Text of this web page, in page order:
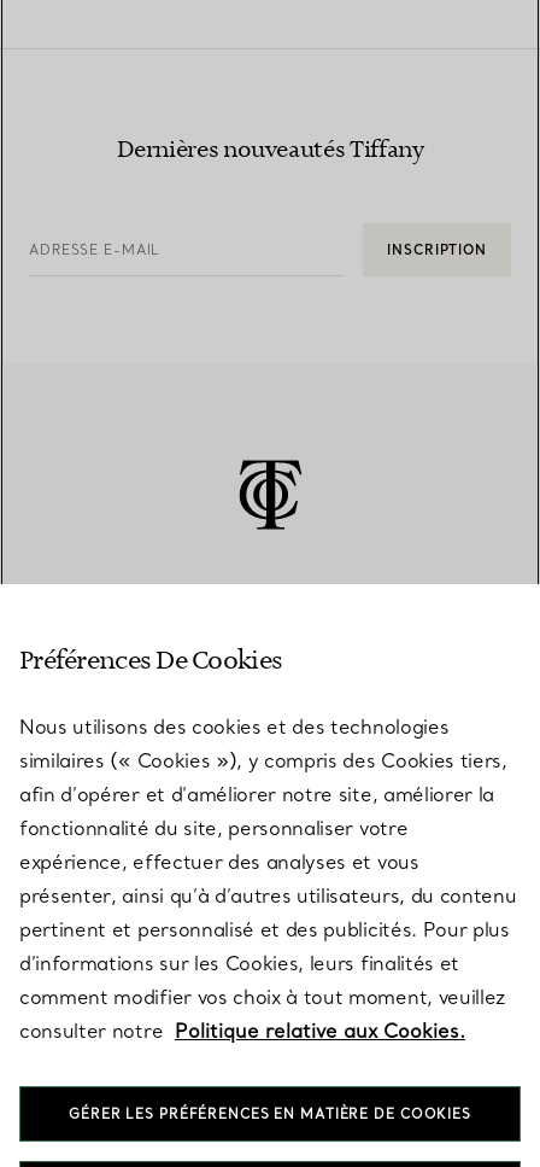
Dernières nouveautés Tiffany
ADRESSE E-MAIL INSCRIPTION
SERVICES
À PROPOS
QUESTIONS LÉGALES
SUIVEZ-NOUS
Préférences De Cookies
Nous utilisons des cookies et des technologies
similaires (« Cookies »), y compris des Cookies tiers,
afin d’opérer et d’améliorer notre site, améliorer la
fonctionnalité du site, personnaliser votre
expérience, effectuer des analyses et vous
présenter, ainsi qu’à d’autres utilisateurs, du contenu
pertinent et personnalisé et des publicités. Pour plus
d’informations sur les Cookies, leurs finalités et
comment modifier vos choix à tout moment, veuillez
consulter notre Politique relative aux Cookies.
GÉRER LES PRÉFÉRENCES EN MATIÈRE DE COOKIES